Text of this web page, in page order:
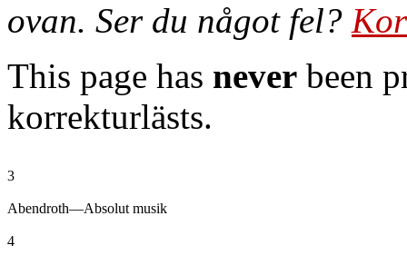
ovan. Ser du något fel?
This page has never been
korrekturlästs.
3
Abendroth—Absolut musik
4